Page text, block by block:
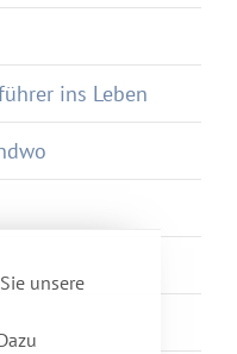
unsere
ins Leben